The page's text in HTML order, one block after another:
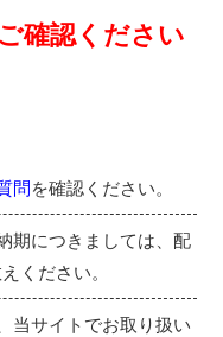
確認ください
問を確認ください。
期につきましては、配
ください。
当サイトでお取り扱い